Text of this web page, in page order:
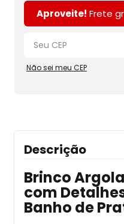
Aproveite! Frete
Não sei meu CEP
Descrição
Brinco
com
Banho de